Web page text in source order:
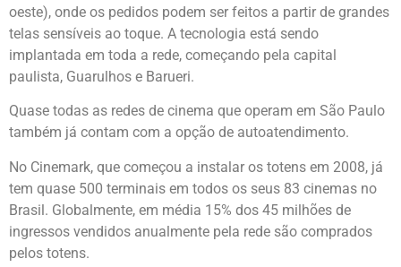
oeste), onde os pedidos podem ser feitos a partir de grandes
telas sensíveis ao toque. A tecnologia está sendo
implantada em toda a rede, começando pela capital
paulista, Guarulhos e Barueri.
Quase todas as redes de cinema que operam em São Paulo
também já contam com a opção de autoatendimento.
No Cinemark, que começou a instalar os totens em 2008, já
tem quase 500 terminais em todos os seus 83 cinemas no
Brasil. Globalmente, em média 15% dos 45 milhões de
ingressos vendidos anualmente pela rede são comprados
pelos totens.